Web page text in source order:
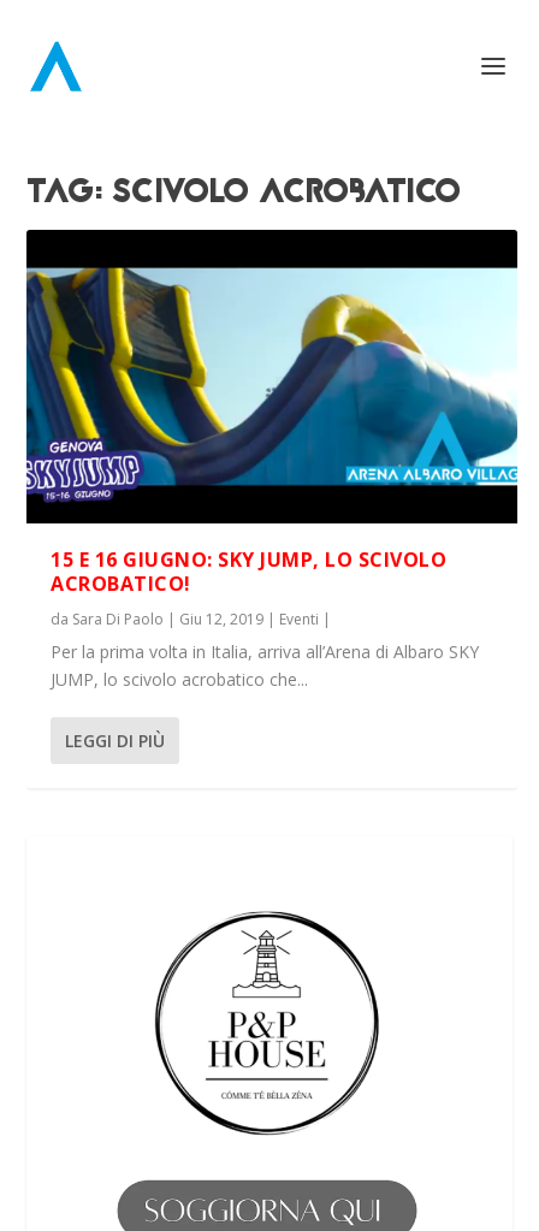
TAG: SCIVOLO ACROBATICO
15 E 16 GIUGNO: SKY JUMP, LO SCIVOLO
ACROBATICO!
da Sara Di Paolo | Giu 12, 2019 | Eventi |
Per la prima volta in Italia, arriva all’Arena di Albaro SKY
JUMP, lo scivolo acrobatico che...
LEGGI DI PIÙ